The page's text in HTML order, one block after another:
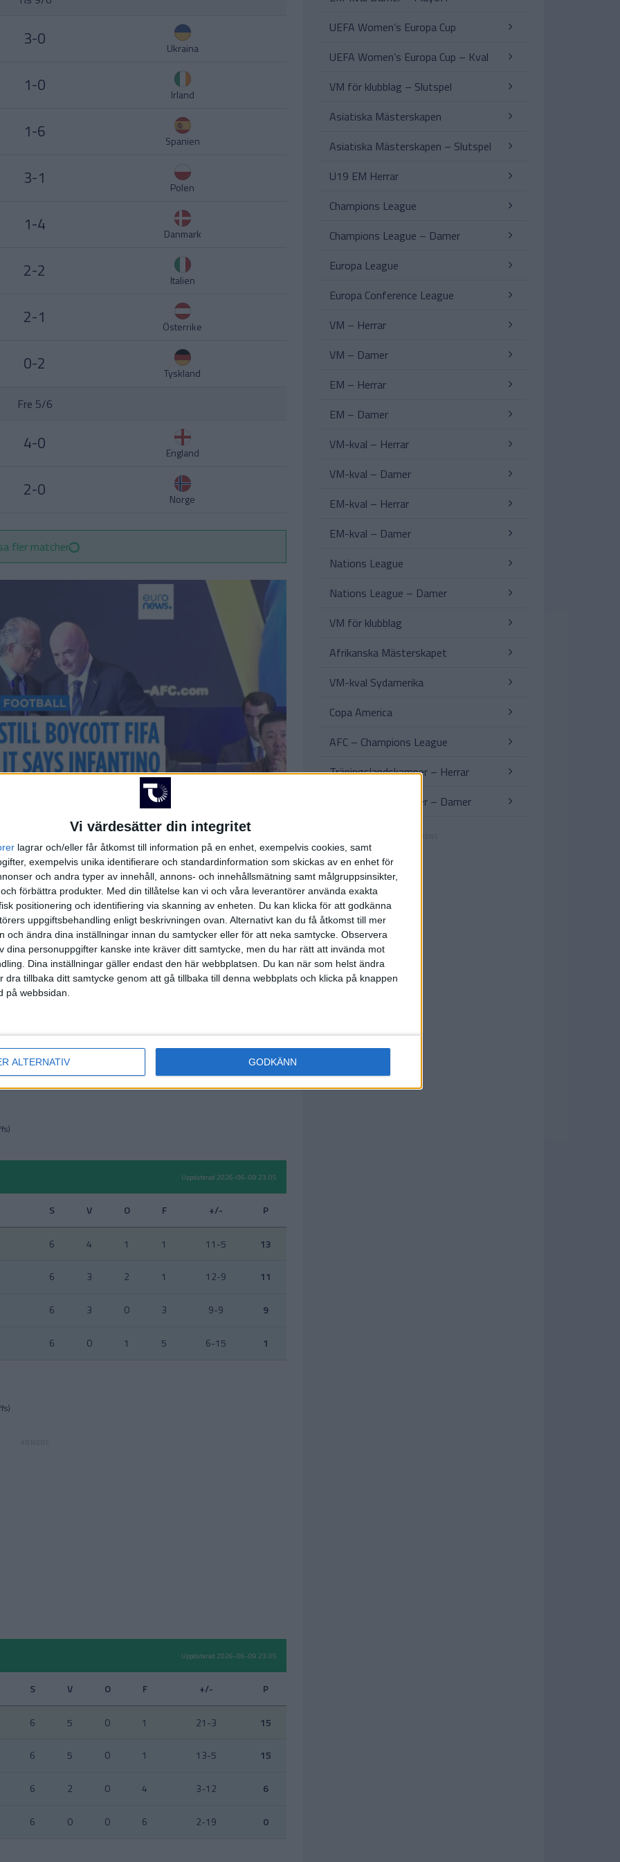
Vi värdesätter din integritet
lagrar och/eller får åtkomst till information på en enhet, exempelvis cookies, samt
exempelvis unika identifierare och standardinformation som skickas av en enhet för
och andra typer av innehåll, annons- och innehållsmätning samt målgruppsinsikter,
förbättra produkter. Med din tillåtelse kan vi och våra leverantörer använda exakta
positionering och identifiering via skanning av enheten. Du kan klicka för att godkänna
uppgiftsbehandling enligt beskrivningen ovan. Alternativt kan du få åtkomst till mer
och ändra dina inställningar innan du samtycker eller för att neka samtycke. Observera
dina personuppgifter kanske inte kräver ditt samtycke, men du har rätt att invända mot
Dina inställningar gäller endast den här webbplatsen. Du kan när som helst ändra
dra tillbaka ditt samtycke genom att gå tillbaka till denna webbplats och klicka på knappen
på webbsidan.
ALTERNATIV GODKÄNN
3-0 Ukraina
1-0 Irland
1-6 Spanien
3-1 Polen
1-4 Danmark
2-2 Italien
2-1 Österrike
0-2 Tyskland
Fre 5/6
4-0 England
2-0 Norge
fler matcher
Uppdaterad 2026-06-09 23:05
S V O F +/- P
6 4 2 0 12-5 14
6
6 0 1
Uppdaterad 2026-06-09 23:05
S V O F +/- P
6 4 1 1 11-5 13
6 3 2 1 12-9 11
6 3 0 3 9-9 9
6 0 1 5 6-15 1
Uppdaterad 2026-06-09 23:05
S V O F +/- P
6 5 0 1 21-3 15
6 5 0 1 13-5 15
6 2 0 4 3-12 6
6 0 0 6 2-19 0
UEFA Women’s Europa Cup
UEFA Women’s Europa Cup – Kval
VM för klubblag – Slutspel
Asiatiska Mästerskapen
Asiatiska Mästerskapen – Slutspel
U19 EM Herrar
Champions League
Champions League – Damer
Europa League
Europa Conference League
VM – Herrar
VM – Damer
EM – Herrar
EM – Damer
VM-kval – Herrar
VM-kval – Damer
EM-kval – Herrar
EM-kval – Damer
Nations League
Nations League – Damer
VM för klubblag
Afrikanska Mästerskapet
VM-kval Sydamerika
Copa America
AFC – Champions League
Träningslandskamper – Herrar
Träningslandskamper – Damer